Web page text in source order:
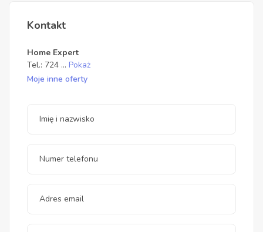
Kontakt
Home Expert
Tel.: 724 ... Pokaż
Moje inne oferty